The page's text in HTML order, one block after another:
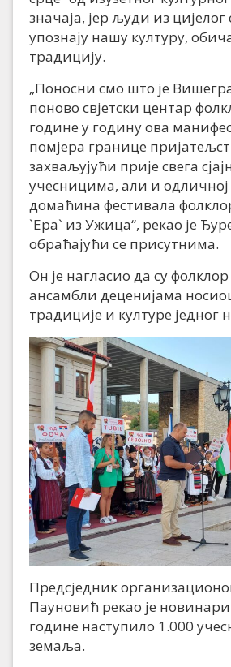
значаја, јер људи из цијелог
упознају нашу културу,
традицију.
„Поносни смо што је
поново свјетски центар
године у годину ова
помјера границе
захваљујући прије свега
учесницима, али и одличној
домаћина фестивала
`Ера` из Ужица“, рекао је
обраћајући се присутнима.
Он је нагласио да су
ансамбли деценијама
традиције и културе једног
Предсједник
Пауновић рекао је
године наступило 1.000
земаља.